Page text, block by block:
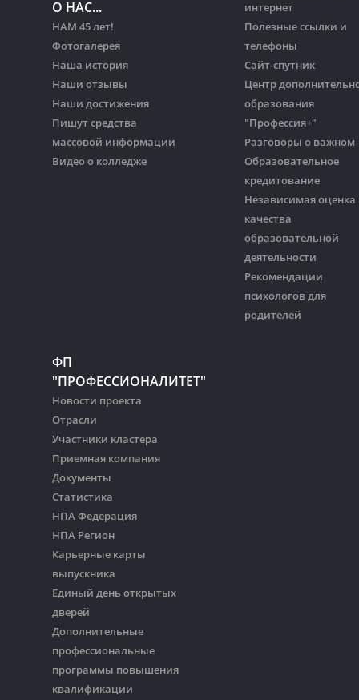
О НАС...
НАМ 45 лет!
Фотогалерея
Наша история
Наши отзывы
Наши достижения
Пишут средства
массовой информации
Видео о колледже
интернет
Полезные ссылки и
телефоны
Сайт-спутник
Центр
образования
"Профессия+"
Разговоры о важном
Образовательное
кредитование
Независимая оценка
качества
образовательной
деятельности
Рекомендации
психологов для
родителей
ФП
"ПРОФЕССИОНАЛИТЕТ"
Новости проекта
Отрасли
Участники кластера
Приемная компания
Документы
Статистика
НПА Федерация
НПА Регион
Карьерные карты
выпускника
Единый день открытых
дверей
Дополнительные
профессиональные
программы повышения
квалификации